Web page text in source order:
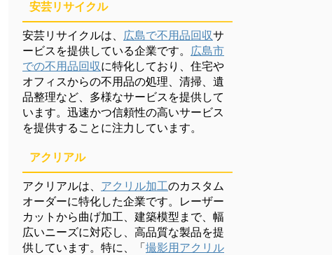
安芸リサイクル
安芸リサイクルは、 広島で不用品回収サ
ービスを提供している企業です。 広島市
での不用品回収に特化しており、住宅や
オフィスからの不用品の処理、清掃、遺
品整理など、多様なサービスを提供して
います。迅速かつ信頼性の高いサービス
を提供することに注力しています。
アクリアル
アクリアルは、 アクリル加工のカスタム
オーダーに特化した企業です。レーザー
カットから曲げ加工、建築模型まで、幅
広いニーズに対応し、高品質な製品を提
供しています。特に、「撮影用アクリル